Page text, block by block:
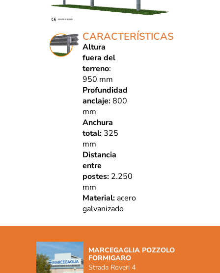
CARACTERÍSTICAS
Altura
fuera del
terreno:
950 mm
Profundidad
anclaje:800
mm
Anchura
total: 325
mm
Distancia
entre
postes: 2.250
mm
Material:acero
galvanizado
MARCEGAGLIA POZZOLO
FORMIGARO
Strada Roveri 4